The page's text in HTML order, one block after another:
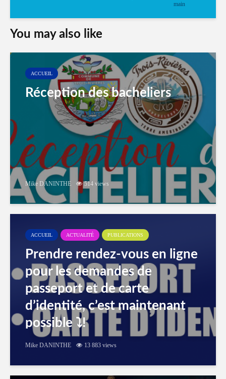
main
You may also like
ACCUEIL
Réception des bacheliers
Mike DANINTHE 514 views
ACCUEIL ACTUALITÉ PUBLICATIONS
Prendre rendez-vous en ligne
pour les demandes de
passeport et de carte
d’identité, c’est maintenant
possible ⤵️!
Mike DANINTHE 13 883 views